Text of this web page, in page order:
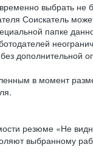
выбрать не
Соискатель
папке
дополнительной
в момент
резюме «Не
выбранному